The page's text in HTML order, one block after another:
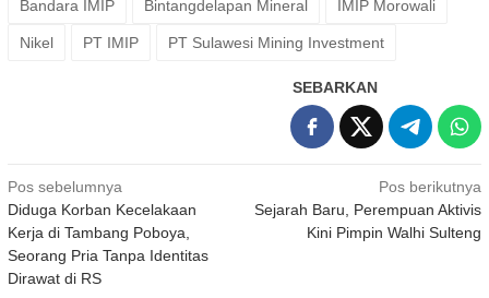
Bandara IMIP Bintangdelapan Mineral IMIP Morowali
Nikel PT IMIP PT Sulawesi Mining Investment
SEBARKAN
Navigasi
pos
Pos sebelumnya
Diduga Korban Kecelakaan
Kerja di Tambang Poboya,
Seorang Pria Tanpa Identitas
Dirawat di RS
Pos berikutnya
Sejarah Baru, Perempuan Aktivis
Kini Pimpin Walhi Sulteng